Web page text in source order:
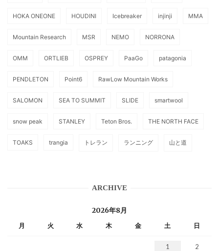
HOKA ONEONE HOUDINI Icebreaker injinji MMA
Mountain Research MSR NEMO NORRONA
OMM ORTLIEB OSPREY PaaGo patagonia
PENDLETON Point6 RawLow Mountain Works
SALOMON SEA TO SUMMIT SLIDE smartwool
snow peak STANLEY Teton Bros. THE NORTH FACE
TOAKS trangia トレラン ランニング 山と道
ARCHIVE
2026年8月
月 火 水 木 金 土 日
1
2